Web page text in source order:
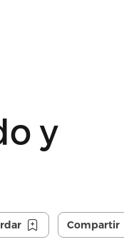
y
Compartir